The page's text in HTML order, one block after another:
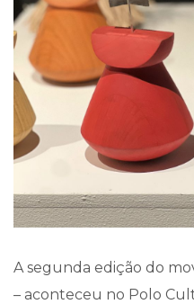
A segunda edição do
– aconteceu no Polo